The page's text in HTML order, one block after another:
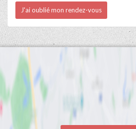
J'ai oublié mon rendez-vous